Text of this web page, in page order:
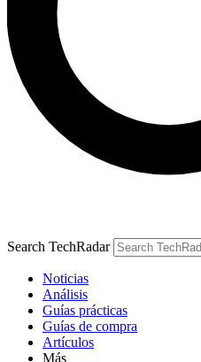
Search TechRadar
Noticias
Análisis
Guías prácticas
Guías de compra
Artículos
Más